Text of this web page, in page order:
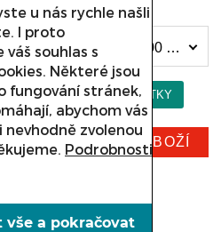
Mrazicí stůl DORAM, DM-95044.0.0 - d950 x hl.700 x 850 mm (70 423 Kč)
KOUPIT ZBOŽÍ
Dotaz prodejci
u nás rychle našli
I proto
souhlas s
Některé jsou
fungování stránek,
abychom vás
nevhodně zvolenou
Podrobnosti
vše a pokračovat